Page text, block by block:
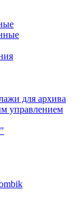
для архива
управлением